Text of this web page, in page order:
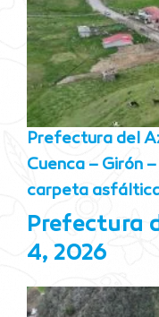
Prefectura del
Cuenca – Girón
carpeta
Prefectura
4, 2026